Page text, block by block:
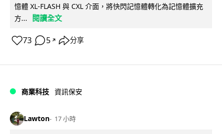
憶體 XL-FLASH 與 CXL 介面，將快閃記憶體轉化為記憶體擴充
方...
閱讀全文
73 5 ↗ 分享
商業科技 資訊保安
Lawton 17 小時